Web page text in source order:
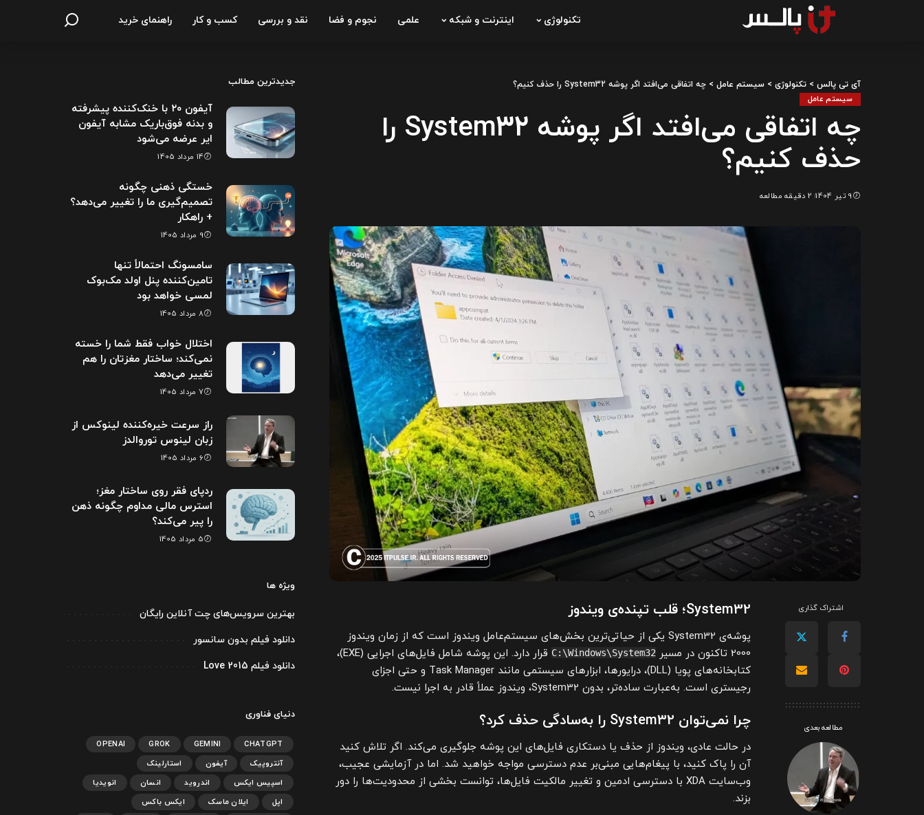
تکنولوژی اینترنت و شبکه علمی نجوم و فضا نقد و بررسی کسب و کار راهنمای خرید
آی تی پالس > تکنولوژی > سیستم عامل > چه اتفاقی می‌افتد اگر پوشه System32 را حذف کنیم؟
سیستم عامل
چه اتفاقی می‌افتد اگر پوشه System32 را
حذف کنیم؟
9 تیر 1404 2 دقیقه مطالعه
اشتراک گذاری
مطالعه بعدی
System32؛ قلب تپنده‌ی ویندوز
پوشه‌ی System32 یکی از حیاتی‌ترین بخش‌های سیستم‌عامل ویندوز است که از زمان ویندوز
2000 تاکنون در مسیر
C:\Windows\System32
قرار دارد. این پوشه شامل فایل‌های اجرایی (EXE)،
کتابخانه‌های پویا (DLL)، درایورها، ابزارهای سیستمی مانند Task Manager و حتی اجزای
رجیستری است. به‌عبارت ساده‌تر، بدون System32، ویندوز عملاً قادر به اجرا نیست.
چرا نمی‌توان System32 را به‌سادگی حذف کرد؟
در حالت عادی، ویندوز از حذف یا دستکاری فایل‌های این پوشه جلوگیری می‌کند. اگر تلاش کنید
آن را پاک کنید، با پیغام‌هایی مبنی‌بر عدم دسترسی مواجه خواهید شد. اما در آزمایشی عجیب،
وب‌سایت XDA با دسترسی ادمین و تغییر مالکیت فایل‌ها، توانست بخشی از محدودیت‌ها را دور
بزند.
جدیدترین مطالب
آیفون ۲۰ با خنک‌کننده پیشرفته
و بدنه فوق‌باریک مشابه آیفون
ایر عرضه می‌شود
14 مرداد 1405
خستگی ذهنی چگونه
تصمیم‌گیری ما را تغییر می‌دهد؟
+ راهکار
9 مرداد 1405
سامسونگ احتمالاً تنها
تامین‌کننده پنل اولد مک‌بوک
لمسی خواهد بود
8 مرداد 1405
اختلال خواب فقط شما را خسته
نمی‌کند؛ ساختار مغزتان را هم
تغییر می‌دهد
7 مرداد 1405
راز سرعت خیره‌کننده لینوکس از
زبان لینوس توروالدز
6 مرداد 1405
ردپای فقر روی ساختار مغز؛
استرس مالی مداوم چگونه ذهن
را پیر می‌کند؟
5 مرداد 1405
ویژه ها
بهترین سرویس‌های چت آنلاین رایگان
دانلود فیلم بدون سانسور
دانلود فیلم Love 2015
دنیای فناوری
CHATGPT
GEMINI
GROK
OPENAI
آنتروپیک
آیفون
استارلینک
اسپیس ایکس
اندروید انسان
انویدیا
اپل
ایلان ماسک
ایکس باکس